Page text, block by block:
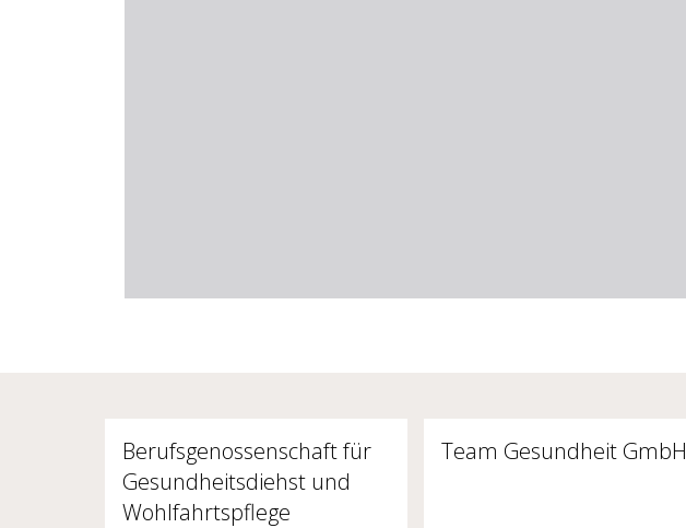
Berufsgenossenschaft für
Gesundheitsdiehst und
Wohlfahrtspflege
Team Gesundheit GmbH